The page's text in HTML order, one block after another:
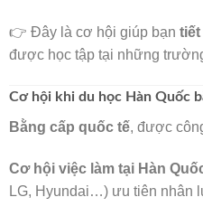
👉 Đây là cơ hội giúp bạn tiết
được học tập tại những
Cơ hội khi du học Hàn Quốc
Bằng cấp quốc tế, được
Cơ hội việc làm tại Hàn
LG, Hyundai…) ưu tiên nhân